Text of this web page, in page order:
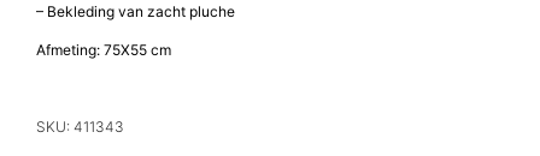
– Bekleding van zacht pluche
Afmeting: 75X55 cm
SKU: 411343